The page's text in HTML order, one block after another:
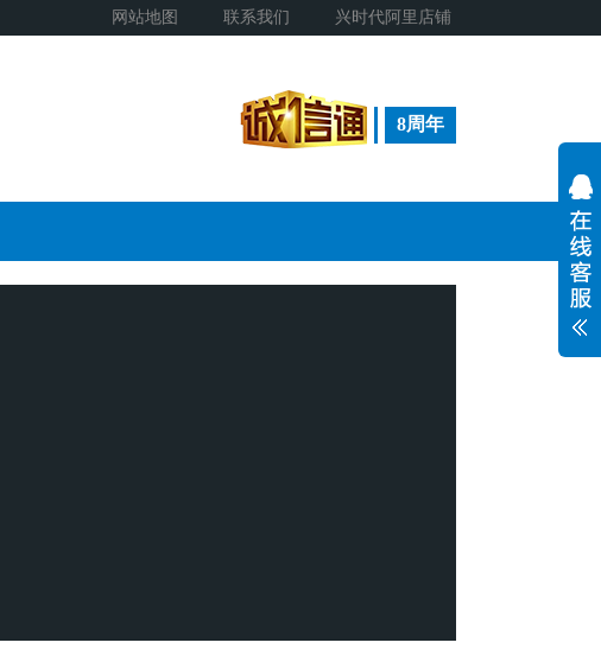
网站地图 联系我们 兴时代阿里店铺
8周年